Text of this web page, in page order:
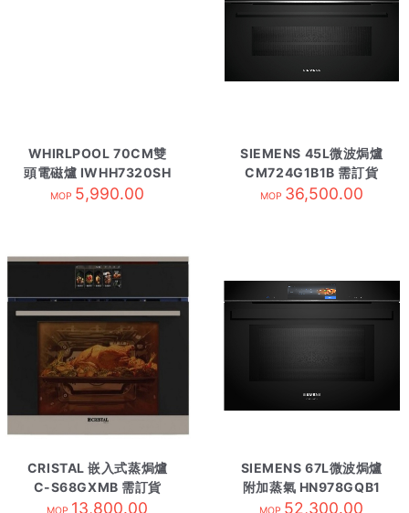
WHIRLPOOL 70CM雙
頭電磁爐 IWHH7320SH
MOP 5,990.00
SIEMENS 45L微波焗爐
CM724G1B1B 需訂貨
MOP 36,500.00
CRISTAL 嵌入式蒸焗爐
C-S68GXMB 需訂貨
13,800.00
SIEMENS 67L微波焗爐
附加蒸氣 HN978GQB1
需訂貨
52,300.00